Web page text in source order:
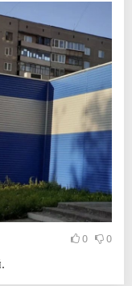
0 0